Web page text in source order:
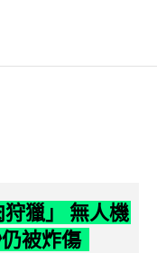
獵」 無人機
被炸傷